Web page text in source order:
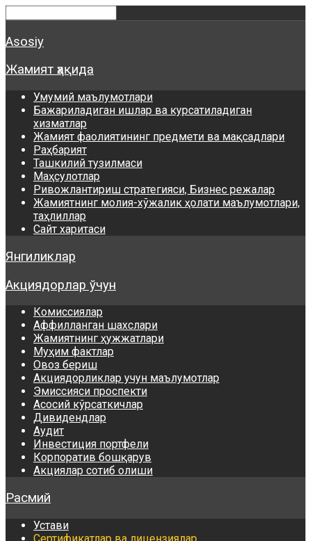
Asosiy
Жамият ҳақида
Умумий маълумотлари
Бажариладиган ишлар ва курсатиладиган
хизматлар
Жамият фаолиятининг предмети ва мақсадлари
Раҳбарият
Ташкилий тузилмаси
Маҳсулотлар
Ривожлантириш стратегияси, Бизнес режалар
Жамиятнинг молия-хўжалик ҳолати маълумотлари,
таҳлиллар
Сайт харитаси
Янгиликлар
Акциядорлар ўчун
Комиссиялар
Аффилланган шахслари
Жамиятнинг ҳужжатлари
Муҳим фактлар
Овоз бериш
Акциядорликлар учун маълумотлар
Эмиссияси проспекти
Асосий кўрсаткичлар
Дивидендлар
Аудит
Инвестиция портфели
Корпоратив бошқарув
Акциялар сотиб олиши
Расмий
Устави